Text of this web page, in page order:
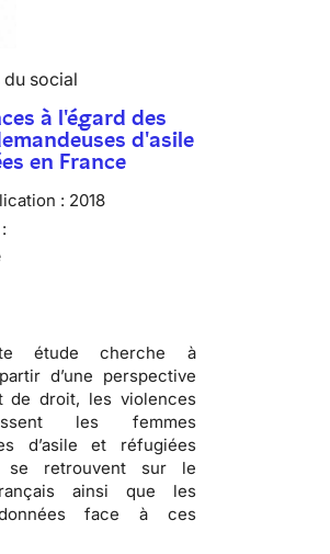
du social
à l'égard des
d'asile
en France
: 2018
étude cherche à
d’une perspective
de droit, les violences
les femmes
d’asile et réfugiées
se retrouvent sur le
ainsi que les
face à ces